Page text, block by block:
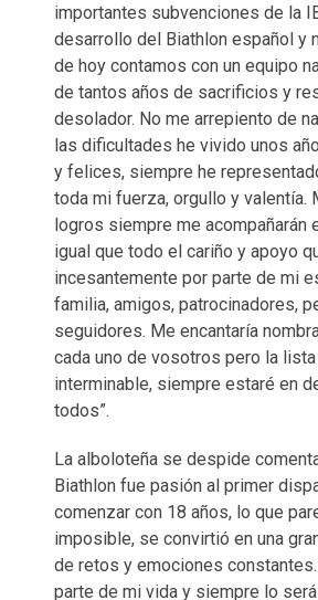
importantes subvenciones de la
desarrollo del Biathlon español y
de hoy contamos con un equipo
de tantos años de sacrificios y
desolador. No me arrepiento de
las dificultades he vivido unos
y felices, siempre he
toda mi fuerza, orgullo y valentía.
logros siempre me acompañarán
igual que todo el cariño y apoyo
incesantemente por parte de mi
familia, amigos, patrocinadores,
seguidores. Me encantaría
cada uno de vosotros pero la
interminable, siempre estaré en
todos”.
La alboloteña se despide
Biathlon fue pasión al primer
comenzar con 18 años, lo que
imposible, se convirtió en una
de retos y emociones
parte de mi vida y siempre lo